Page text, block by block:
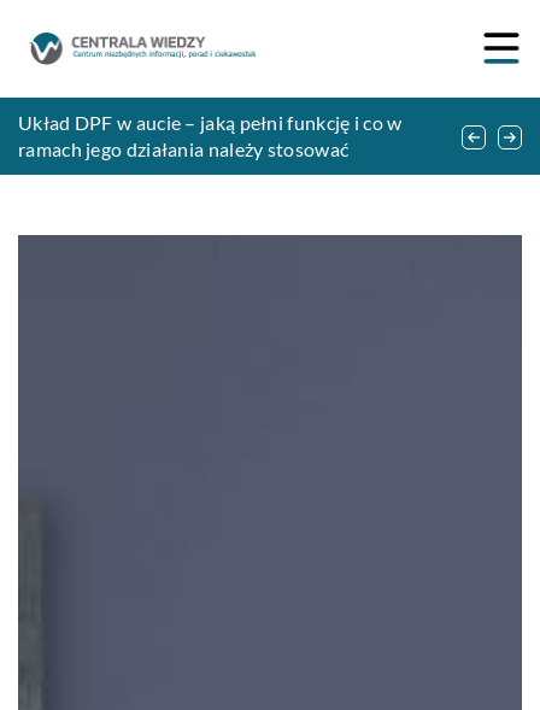
Sposoby na bezpieczne przechowywanie szkła
Korzyści ze znajomości języka obcego
Układ DPF w aucie – jaką pełni funkcję i co w
ramach jego działania należy stosować